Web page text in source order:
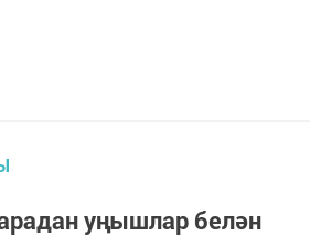
уңышлар белән